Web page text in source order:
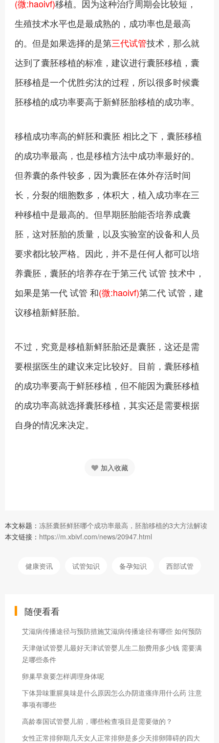
(微:haoivf)移植。因为这种治疗周期会比较短，
生殖技术水平也是最成熟的，成功率也是最高
的。但是如果选择的是第三代试管技术，那么就
达到了囊胚移植的标准，建议进行囊胚移植，囊
胚移植是一个优胜劣汰的过程，所以很多时候囊
胚移植的成功率要高于新鲜胚胎移植的成功率。
移植成功率高的鲜胚和囊胚 相比之下，囊胚移植
的成功率最高，也是移植方法中成功率最好的。
但养囊的条件较多，因为囊胚在体外存活时间
长，分裂的细胞数多，体积大，植入成功率在三
种移植中是最高的。但早期胚胎能否培养成囊
胚，这对胚胎的质量，以及实验室的设备和人员
要求都比较严格。因此，并不是任何人都可以培
养囊胚，囊胚的培养存在于第三代 试管 技术中，
如果是第一代 试管 和(微:haoivf)第二代 试管，建
议移植新鲜胚胎。
不过，究竟是移植新鲜胚胎还是囊胚，这还是需
要根据医生的建议来定比较好。目前，囊胚移植
的成功率要高于鲜胚移植，但不能因为囊胚移植
的成功率高就选择囊胚移植，其实还是需要根据
自身的情况来决定。
加入收藏
本文标题： 冻胚囊胚鲜胚哪个成功率最高，胚胎移植的3大方法解读
本文链接： https://m.xbivf.com/news/20947.html
健康资讯 试管知识 备孕知识 西部试管
随便看看
艾滋病传播途径与预防措施艾滋病传播途径有哪些 如何预防
天津做试管婴儿最好天津试管婴儿生二胎费用多少钱 需要满
足哪些条件
卵巢早衰要怎样调理身体呢
下体异味重腥臭味是什么原因怎么办阴道瘙痒用什么药 注意
事项有哪些
高龄泰国试管婴儿前，哪些检查项目是需要做的？
女性正常排卵期几天女人正常排卵是多少天排卵障碍的四大